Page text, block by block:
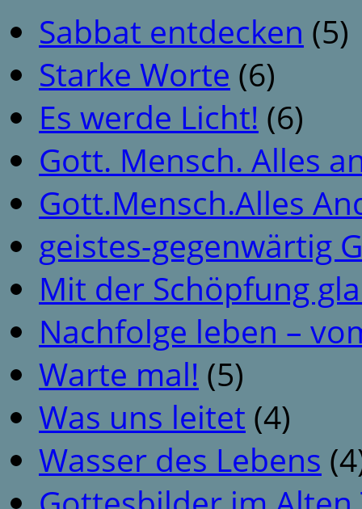
Sabbat entdecken (5)
Starke Worte (6)
Es werde Licht! (6)
Gott. Mensch. Alles
Gott.Mensch.Alles
geistes-gegenwärtig
Mit der Schöpfung
Nachfolge leben –
Warte mal! (5)
Was uns leitet (4)
Wasser des Lebens